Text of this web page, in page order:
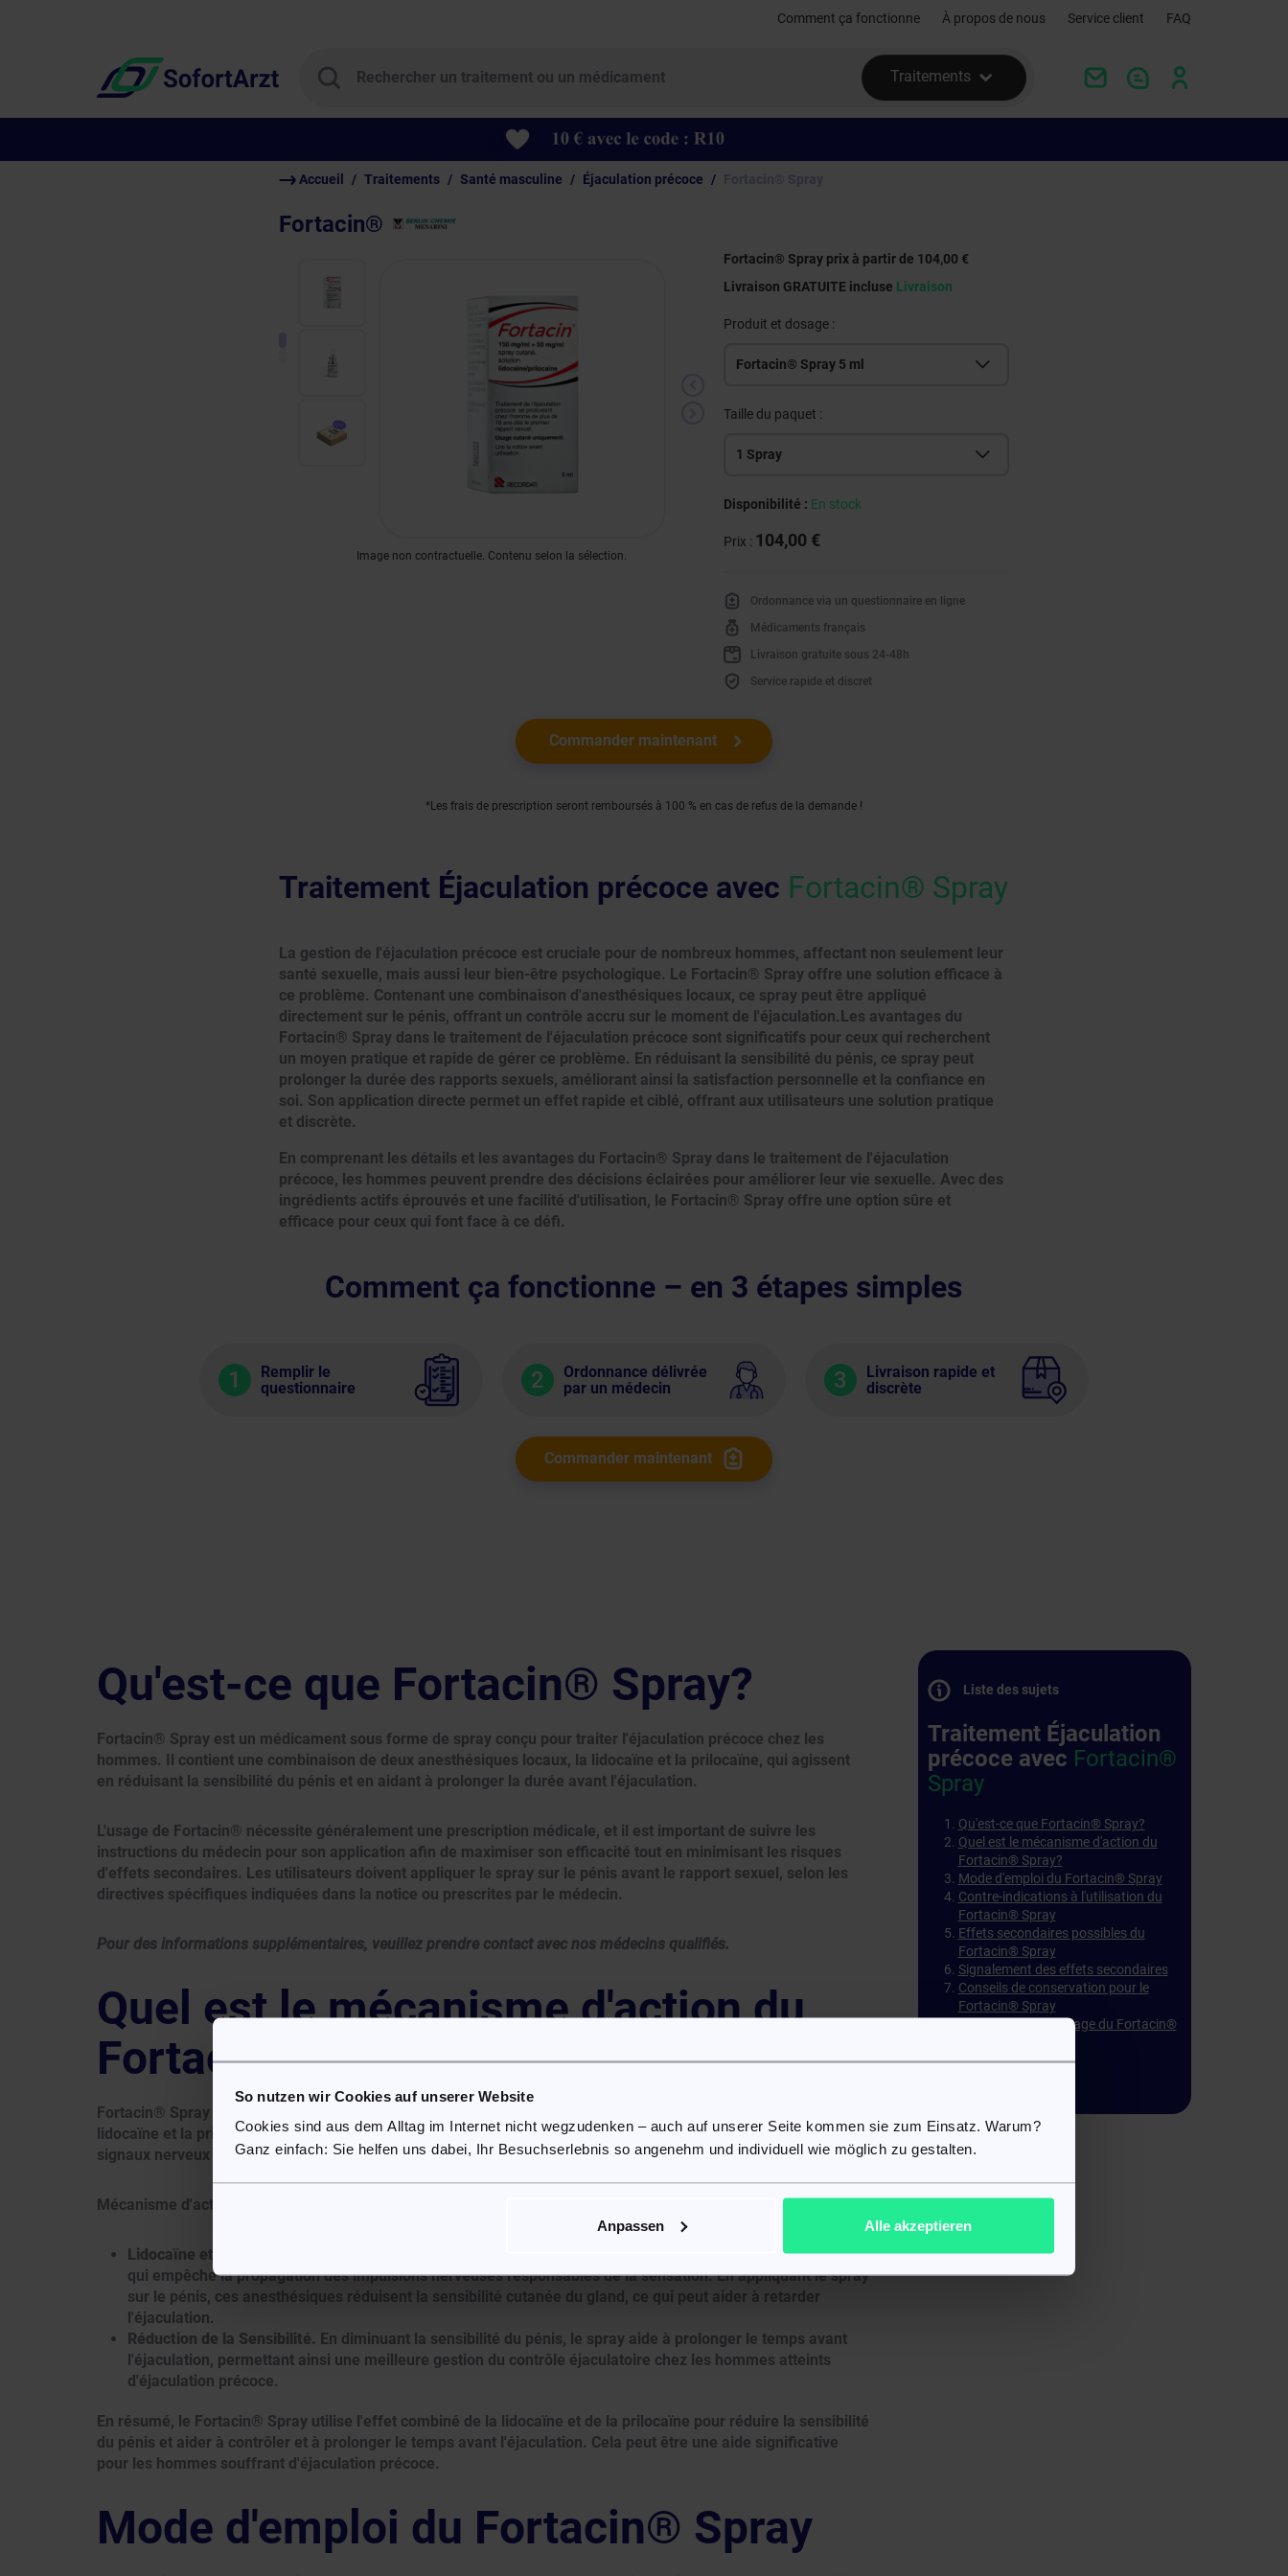
So nutzen wir Cookies auf unserer Website
Cookies sind aus dem Alltag im Internet nicht wegzudenken – auch auf unserer Seite kommen sie zum Einsatz. Warum?
Ganz einfach: Sie helfen uns dabei, Ihr Besuchserlebnis so angenehm und individuell wie möglich zu gestalten.
Anpassen Alle akzeptieren
Comment ça fonctionne À propos de nous Service client FAQ
Traitements
Accueil Traitements Santé masculine Éjaculation précoce
Fortacin®
Image non contractuelle. Contenu selon la sélection.
Fortacin® Spray prix à partir de 104,00 €
Livraison GRATUITE incluse Livraison
Produit et dosage :
Fortacin® Spray 5 ml
Taille du paquet :
1 Spray
Disponibilité : En stock
Prix : 104,00 €
Ordonnance via un questionnaire en ligne
Médicaments français
Livraison gratuite sous 24-48h
Service rapide et discret
Commander maintenant
*Les frais de prescription seront remboursés à 100 % en cas de refus de la demande !
Traitement Éjaculation précoce avec Fortacin® Spray
La gestion de l'éjaculation précoce est cruciale pour de nombreux hommes, affectant non seulement leur
santé sexuelle, mais aussi leur bien-être psychologique. Le Fortacin® Spray offre une solution efficace à
ce problème. Contenant une combinaison d'anesthésiques locaux, ce spray peut être appliqué
directement sur le pénis, offrant un contrôle accru sur le moment de l'éjaculation.Les avantages du
Fortacin® Spray dans le traitement de l'éjaculation précoce sont significatifs pour ceux qui recherchent
un moyen pratique et rapide de gérer ce problème. En réduisant la sensibilité du pénis, ce spray peut
prolonger la durée des rapports sexuels, améliorant ainsi la satisfaction personnelle et la confiance en
soi. Son application directe permet un effet rapide et ciblé, offrant aux utilisateurs une solution pratique
et discrète.
En comprenant les détails et les avantages du Fortacin® Spray dans le traitement de l'éjaculation
précoce, les hommes peuvent prendre des décisions éclairées pour améliorer leur vie sexuelle. Avec des
ingrédients actifs éprouvés et une facilité d'utilisation, le Fortacin® Spray offre une option sûre et
efficace pour ceux qui font face à ce défi.
Comment ça fonctionne – en 3 étapes simples
1
Remplir le
questionnaire
2
Ordonnance délivrée
par un médecin
3
Livraison rapide et
discrète
Commander maintenant
Qu'est-ce que Fortacin® Spray?
Fortacin® Spray est un médicament sous forme de spray conçu pour traiter l'éjaculation précoce chez les
hommes. Il contient une combinaison de deux anesthésiques locaux, la lidocaïne et la prilocaïne, qui agissent
en réduisant la sensibilité du pénis et en aidant à prolonger la durée avant l'éjaculation.
L'usage de Fortacin® nécessite généralement une prescription médicale, et il est important de suivre les
instructions du médecin pour son application afin de maximiser son efficacité tout en minimisant les risques
d'effets secondaires. Les utilisateurs doivent appliquer le spray sur le pénis avant le rapport sexuel, selon les
directives spécifiques indiquées dans la notice ou prescrites par le médecin.
Pour des informations supplémentaires, veuillez prendre contact avec nos médecins qualifiés.
Quel est le mécanisme d'action du
Fortacin® Spray?
Fortacin® Spray agit principalement en réduisant la sensibilité du pénis grâce à ses deux composants actifs, la
lidocaïne et la prilocaïne. Ces deux substances sont des anesthésiques locaux qui bloquent temporairement les
signaux nerveux dans la zone où ils sont appliqués.
Mécanisme d'action:
Lidocaïne et Prilocaïne.
Ces anesthésiques locaux bloquent les canaux sodium dépendants des nerfs, ce
qui empêche la propagation des impulsions nerveuses responsables de la sensation. En appliquant le spray
sur le pénis, ces anesthésiques réduisent la sensibilité cutanée du gland, ce qui peut aider à retarder
l'éjaculation.
Réduction de la Sensibilité. En diminuant la sensibilité du pénis, le spray aide à prolonger le temps avant
l'éjaculation, permettant ainsi une meilleure gestion du contrôle éjaculatoire chez les hommes atteints
d'éjaculation précoce.
En résumé, le Fortacin® Spray utilise l'effet combiné de la lidocaïne et de la prilocaïne pour réduire la sensibilité
du pénis et aider à contrôler et à prolonger le temps avant l'éjaculation. Cela peut être une aide significative
pour les hommes souffrant d'éjaculation précoce.
Mode d'emploi du Fortacin® Spray
Liste des sujets
Traitement Éjaculation
précoce avec Fortacin®
Spray
Qu'est-ce que Fortacin® Spray?
Quel est le mécanisme d'action du
Fortacin® Spray?
Mode d'emploi du Fortacin® Spray
Contre-indications à l'utilisation du
Fortacin® Spray
Effets secondaires possibles du
Fortacin® Spray
Signalement des effets secondaires
Conseils de conservation pour le
Fortacin® Spray
Contenu de l'emballage du Fortacin®
Notice d'emballage